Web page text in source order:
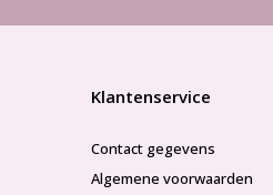
Klantenservice
Contact gegevens
Algemene voorwaarden